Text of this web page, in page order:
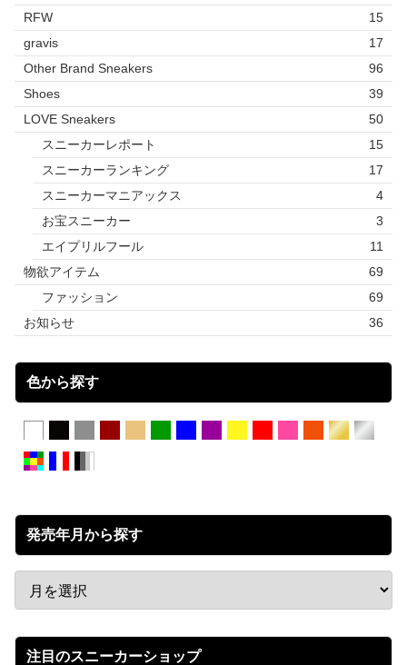
RFW
15
gravis
17
Other Brand Sneakers
96
Shoes
39
LOVE Sneakers
50
スニーカーレポート
15
スニーカーランキング
17
スニーカーマニアックス
4
お宝スニーカー
3
エイプリルフール
11
物欲アイテム
69
ファッション
69
お知らせ
36
色から探す
発売年月から探す
注目のスニーカーショップ